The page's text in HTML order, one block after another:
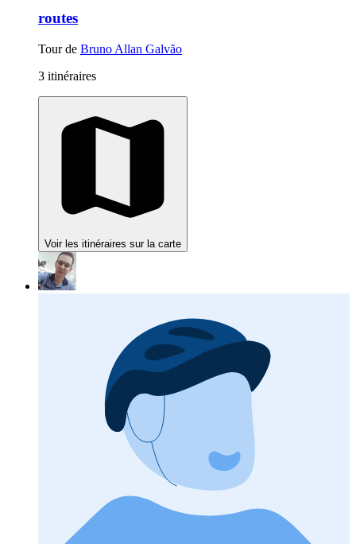
routes
Tour de Bruno Allan Galvão
3 itinéraires
Voir les itinéraires sur la carte